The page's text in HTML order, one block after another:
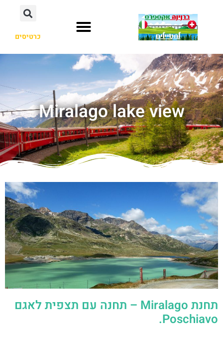
כרטיסים
Miralago lake view
תחנת Miralago – תחנה עם תצפית לאגם
Poschiavo.